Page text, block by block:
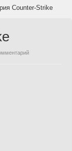
Counter-Strike